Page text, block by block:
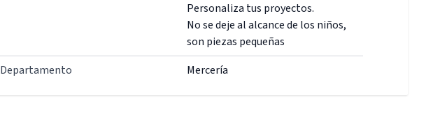
Personaliza tus proyectos.
No se deje al alcance de los niños,
son piezas pequeñas
Departamento
Mercería